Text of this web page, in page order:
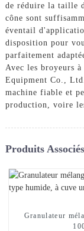
de réduire la taille
cône sont
éventail
disposition pour
parfaitement
Avec les broyeurs
Equipment Co.,
machine fiable et
production, voire les
Produits Associés
Granulateur